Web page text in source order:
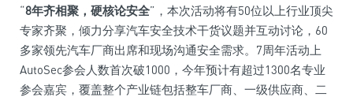
“8年齐相聚，硬核论安全”，本次活动将有50位以上行业顶尖
专家齐聚，倾力分享汽车安全技术干货议题并互动讨论，60
多家领先汽车厂商出席和现场沟通安全需求。7周年活动上
AutoSec参会人数首次破1000，今年预计有超过1300名专业
参会嘉宾，覆盖整个产业链包括整车厂商、一级供应商、二